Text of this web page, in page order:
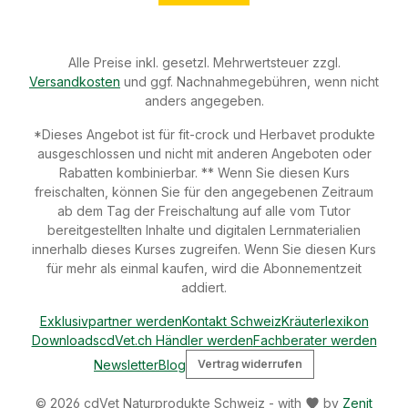
Alle Preise inkl. gesetzl. Mehrwertsteuer zzgl.
Versandkosten und ggf. Nachnahmegebühren, wenn nicht
anders angegeben.
*Dieses Angebot ist für fit-crock und Herbavet produkte
ausgeschlossen und nicht mit anderen Angeboten oder
Rabatten kombinierbar. ** Wenn Sie diesen Kurs
freischalten, können Sie für den angegebenen Zeitraum
ab dem Tag der Freischaltung auf alle vom Tutor
bereitgestellten Inhalte und digitalen Lernmaterialien
innerhalb dieses Kurses zugreifen. Wenn Sie diesen Kurs
für mehr als einmal kaufen, wird die Abonnementzeit
addiert.
© 2026 cdVet Naturprodukte Schweiz - with by Zenit
Exklusivpartner werdenKontakt SchweizKräuterlexikon
DownloadscdVet.ch Händler werdenFachberater werden
NewsletterBlog Vertrag widerrufen